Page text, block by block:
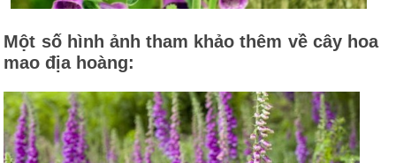
Một số hình ảnh tham khảo thêm về cây hoa
mao địa hoàng: